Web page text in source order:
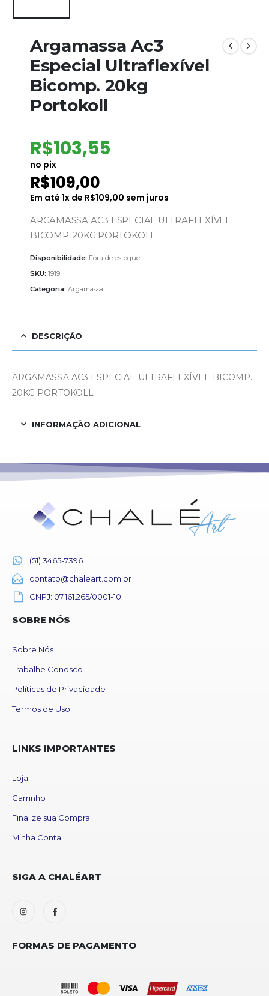
Argamassa Ac3
Especial Ultraflexível
Bicomp. 20kg
Portokoll
R$103,55
no pix
R$109,00
Em até 1x de R$109,00 sem juros
ARGAMASSA AC3 ESPECIAL ULTRAFLEXÍVEL
BICOMP. 20KG PORTOKOLL
Disponibilidade: Fora de estoque
SKU: 1919
Categoria: Argamassa
DESCRIÇÃO
ARGAMASSA AC3 ESPECIAL ULTRAFLEXÍVEL BICOMP.
20KG PORTOKOLL
INFORMAÇÃO ADICIONAL
(51) 3465-7396
contato@chaleart.com.br
CNPJ: 07.161.265/0001-10
SOBRE NÓS
Sobre Nós
Trabalhe Conosco
Políticas de Privacidade
Termos de Uso
LINKS IMPORTANTES
Loja
Carrinho
Finalize sua Compra
Minha Conta
SIGA A CHALÉART
FORMAS DE PAGAMENTO